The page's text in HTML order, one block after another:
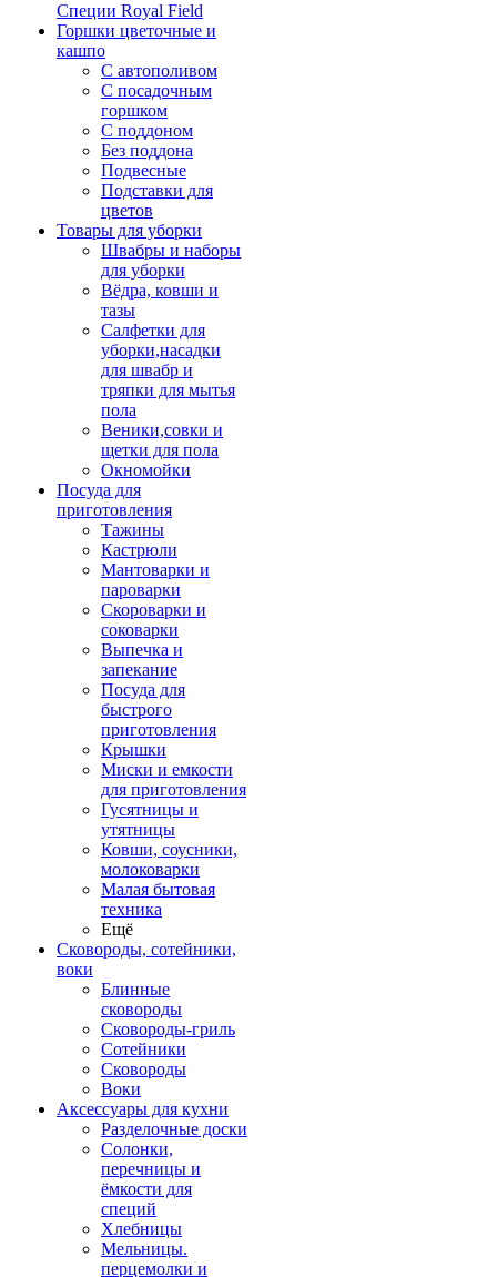
Специи Royal Field
Горшки цветочные и
кашпо
С автополивом
С посадочным
горшком
С поддоном
Без поддона
Подвесные
Подставки для
цветов
Товары для уборки
Швабры и наборы
для уборки
Вёдра, ковши и
тазы
Салфетки для
уборки,насадки
для швабр и
тряпки для мытья
пола
Веники,совки и
щетки для пола
Окномойки
Посуда для
приготовления
Тажины
Кастрюли
Мантоварки и
пароварки
Скороварки и
соковарки
Выпечка и
запекание
Посуда для
быстрого
приготовления
Крышки
Миски и емкости
для приготовления
Гусятницы и
утятницы
Ковши, соусники,
молоковарки
Малая бытовая
техника
Ещё
Сковороды, сотейники,
воки
Блинные
сковороды
Сковороды-гриль
Сотейники
Сковороды
Воки
Аксессуары для кухни
Разделочные доски
Солонки,
перечницы и
ёмкости для
специй
Хлебницы
Мельницы.
перцемолки и